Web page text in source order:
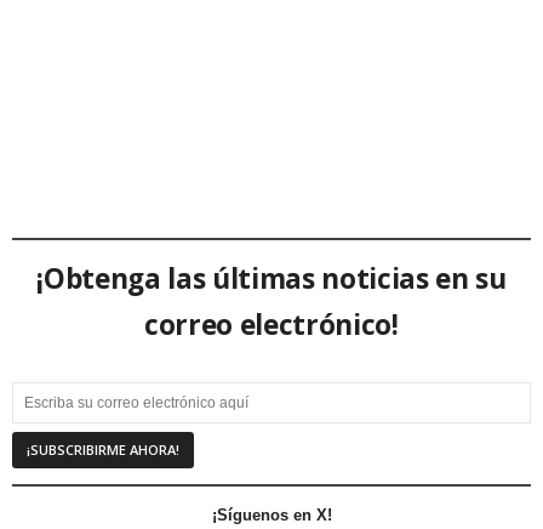
¡Obtenga las últimas noticias en su
correo electrónico!
¡Síguenos en X!